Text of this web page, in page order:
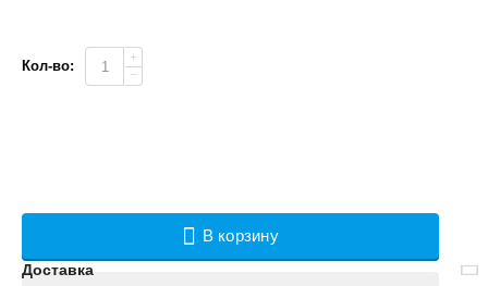
Кол-во:
+
−
В корзину
Доставка